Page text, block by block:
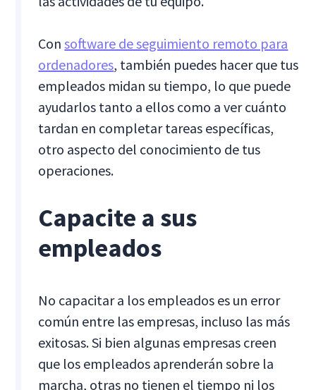
Consoftware de seguimiento remoto para
ordenadores, también puedes hacer que tus
empleados midan su tiempo, lo que puede
ayudarlos tanto a ellos como a ver cuánto
tardan en completar tareas específicas,
otro aspecto del conocimiento de tus
operaciones.
Capacite a sus
empleados
No capacitar a los empleados es un error
común entre las empresas, incluso las más
exitosas. Si bien algunas empresas creen
que los empleados aprenderán sobre la
marcha, otras no tienen el tiempo ni los